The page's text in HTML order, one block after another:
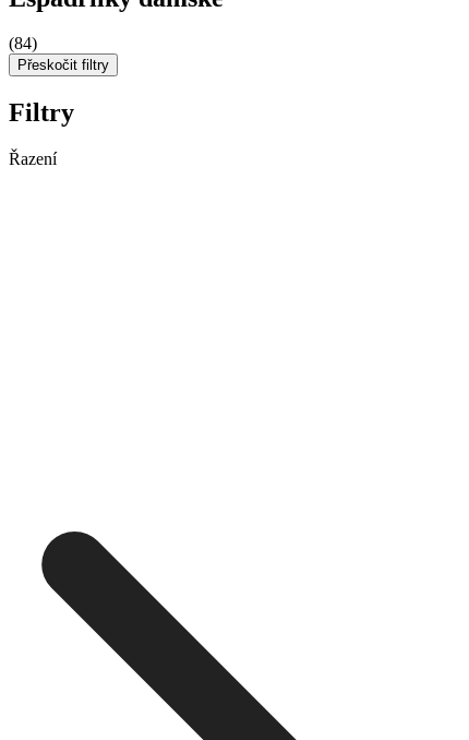
(84)
Přeskočit filtry
Filtry
Řazení